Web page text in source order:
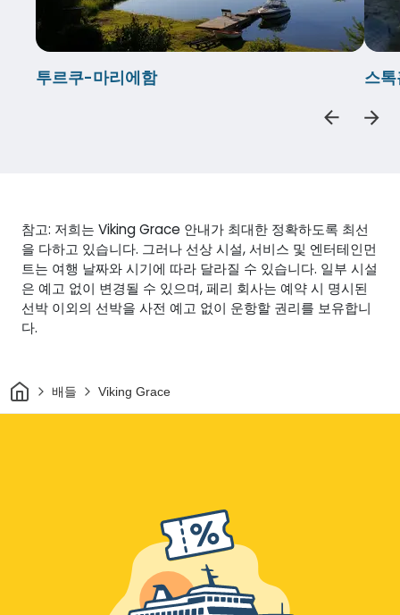
투르쿠-마리에함 스
참고: 저희는 Viking Grace 안내가 최대한 정확하도록 최선
을 다하고 있습니다. 그러나 선상 시설, 서비스 및 엔터테인먼
트는 여행 날짜와 시기에 따라 달라질 수 있습니다. 일부 시설
은 예고 없이 변경될 수 있으며, 페리 회사는 예약 시 명시된
선박 이외의 선박을 사전 예고 없이 운항할 권리를 보유합니
다.
집 배들 Viking Grace